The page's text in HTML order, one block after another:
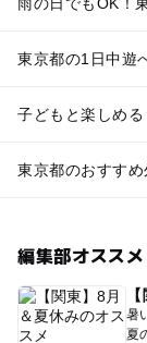
東京都の1日中遊
子どもと楽しめ
東京都のおすす
編集部オススメ
暑
夏